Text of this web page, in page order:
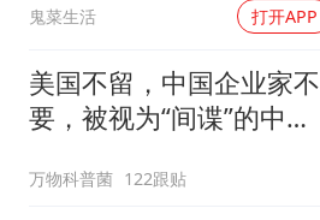
鬼菜生活 打开APP
美国不留，中国企业家不
要，被视为“间谍”的中国
万物科普菌 122跟贴